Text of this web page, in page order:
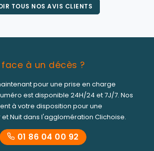
TOUS NOS AVIS CLIENTS
à un décès ?
pour une prise en charge
est disponible 24H/24 et 7J/7. Nos
à votre disposition pour une
Nuit dans l'agglomération Clichoise.
­01 86 04 00 92